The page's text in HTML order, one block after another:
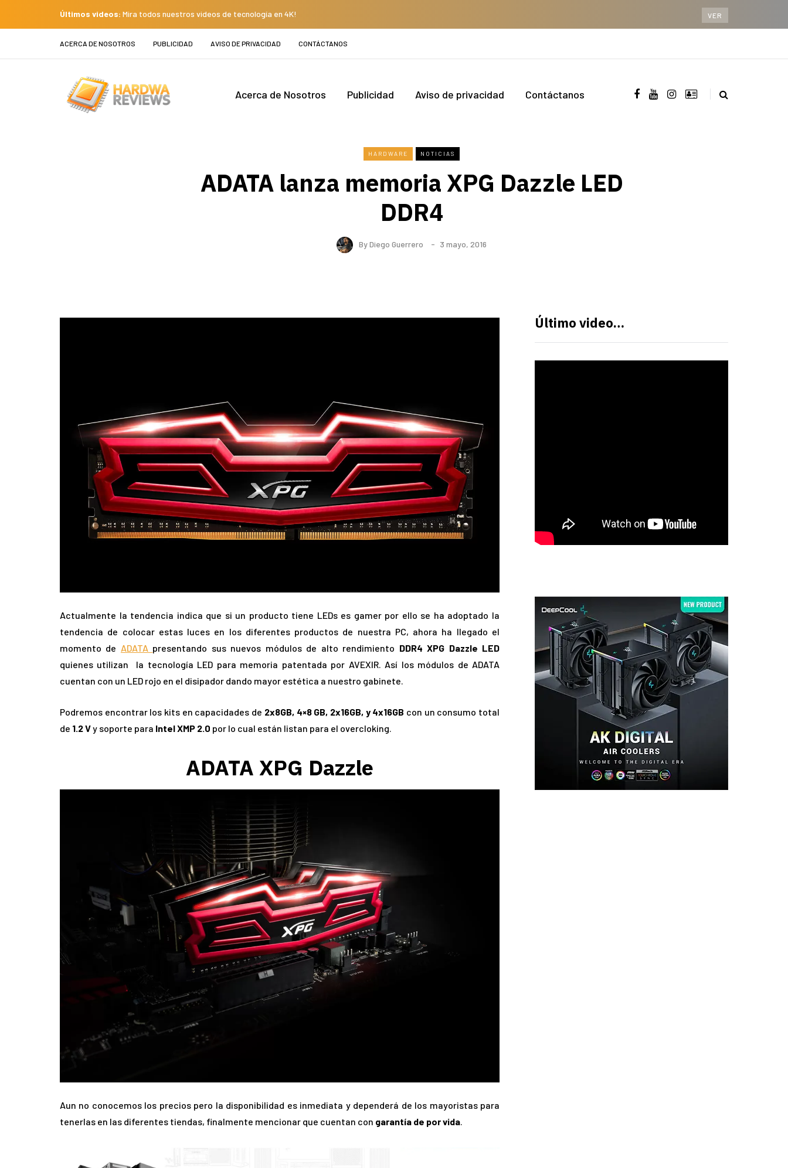
Últimos videos: Mira todos nuestros videos de tecnología en 4K! VER
ACERCA DE NOSOTROS PUBLICIDAD AVISO DE PRIVACIDAD CONTÁCTANOS
Acerca de Nosotros Publicidad Aviso de privacidad Contáctanos
HARDWARE NOTICIAS
ADATA lanza memoria XPG Dazzle LED
DDR4
ByDiego Guerrero 3 mayo, 2016
Actualmente la tendencia indica que si un producto tiene LEDs es gamer por ello se ha adoptado la
tendencia de colocar estas luces en los diferentes productos de nuestra PC, ahora ha llegado el
momento de ADATA presentando sus nuevos módulos de alto rendimiento DDR4 XPG Dazzle LED
quienes utilizan
la tecnología LED para memoria patentada por AVEXIR. Así los módulos de ADATA
cuentan con un LED rojo en el disipador dando mayor estética a nuestro gabinete.
Podremos encontrar los kits en capacidades de 2x8GB, 4×8 GB, 2x16GB, y 4x16GB con un consumo total
de 1.2 Vy soporte para Intel XMP 2.0 por lo cual están listan para el overcloking.
ADATA XPG Dazzle
Aun no conocemos los precios pero la disponibilidad es inmediata y dependerá de los mayoristas para
tenerlas en las diferentes tiendas, finalmente mencionar que cuentan con garantía de por vida.
Último video…